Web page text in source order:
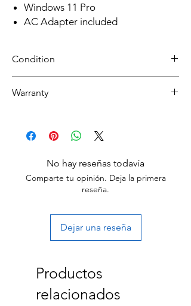
Windows 11 Pro
AC Adapter included
Condition
Grade B : Item will have some cosmetic
Warranty
Start the return process within 30 days of
No hay reseñas todavía
Comparte tu opinión. Deja la primera
reseña.
Dejar una reseña
Productos
relacionados